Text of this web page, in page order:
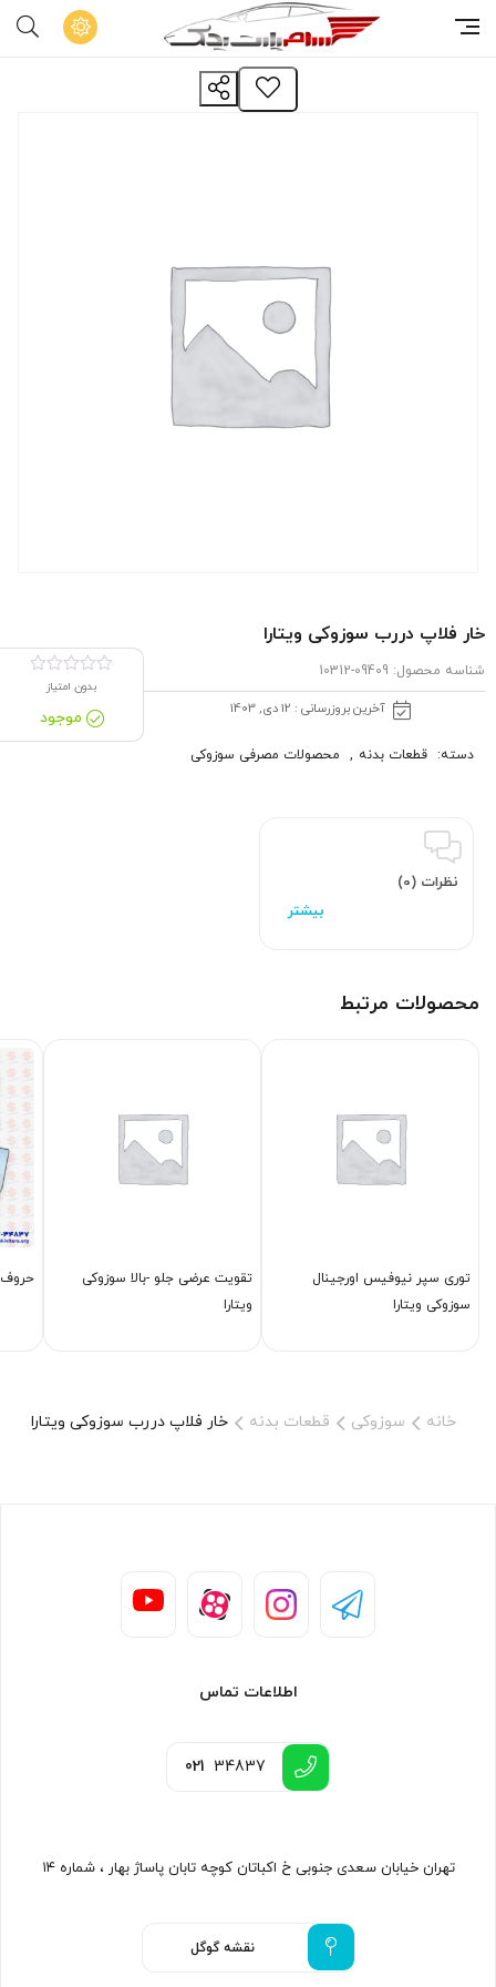
خار فلاپ دررب سوزوکی ویتارا
شناسه محصول: 09409-10312
آخرین بروزرسانی : 12 دی, 1403
بدون امتیاز
موجود
دسته: قطعات بدنه , محصولات مصرفی سوزوکی
نظرات (0)
محصولات مرتبط
توری سپر نیوفیس اورجینال
سوزوکی ویتارا
تقویت عرضی جلو -بالا سوزوکی
ویتارا
حروف
خانه سوزوکی قطعات بدنه خار فلاپ دررب سوزوکی ویتارا
اطلاعات تماس
021 34837
تهران خیابان سعدی جنوبی خ اکباتان کوچه تابان پاساژ بهار ، شماره ۱۴
نقشه گوگل